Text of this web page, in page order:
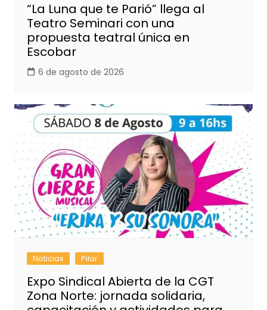
“La Luna que te Parió” llega al
Teatro Seminari con una
propuesta teatral única en
Escobar
6 de agosto de 2026
Noticias Pilar
Expo Sindical Abierta de la CGT
Zona Norte: jornada solidaria,